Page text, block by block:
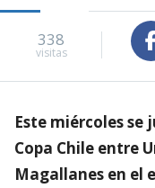
338
visitas
Este miércoles
Copa Chile entre
Magallanes en el